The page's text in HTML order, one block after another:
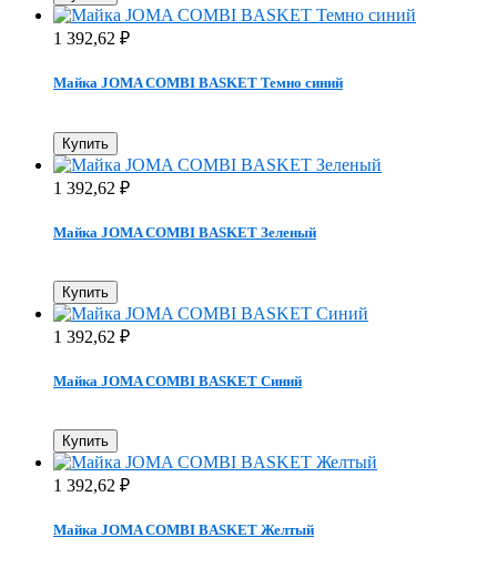
1 392,62 ₽
Майка JOMA COMBI BASKET Темно синий
Купить
1 392,62 ₽
Майка JOMA COMBI BASKET Зеленый
Купить
1 392,62 ₽
Майка JOMA COMBI BASKET Синий
Купить
1 392,62 ₽
Майка JOMA COMBI BASKET Желтый